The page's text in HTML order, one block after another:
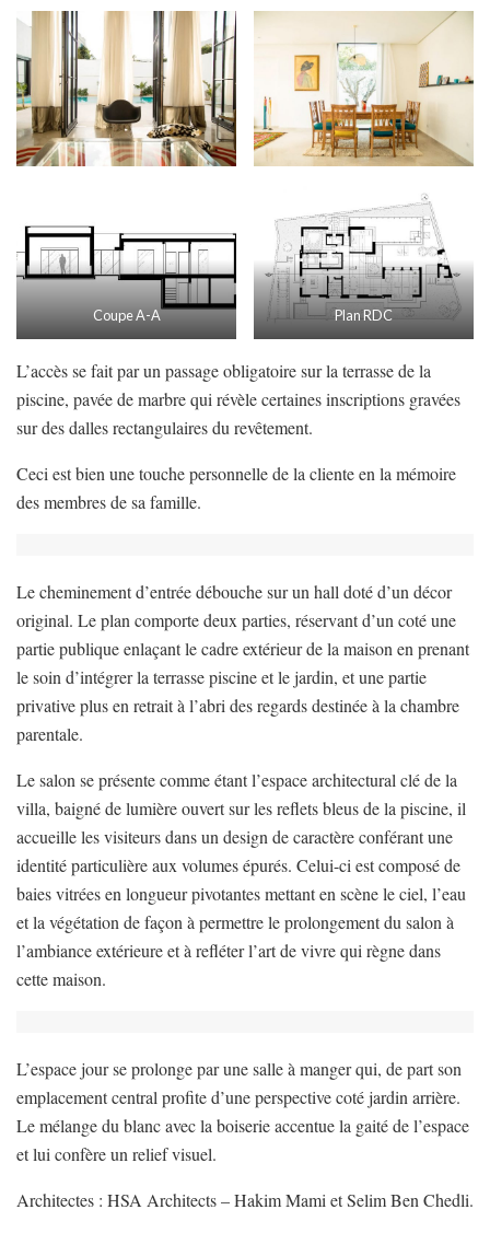
Coupe A-A Plan RDC
L’accès se fait par un passage obligatoire sur la terrasse de la
piscine, pavée de marbre qui révèle certaines inscriptions gravées
sur des dalles rectangulaires du revêtement.
Ceci est bien une touche personnelle de la cliente en la mémoire
des membres de sa famille.
Le cheminement d’entrée débouche sur un hall doté d’un décor
original. Le plan comporte deux parties, réservant d’un coté une
partie publique enlaçant le cadre extérieur de la maison en prenant
le soin d’intégrer la terrasse piscine et le jardin, et une partie
privative plus en retrait à l’abri des regards destinée à la chambre
parentale.
Le salon se présente comme étant l’espace architectural clé de la
villa, baigné de lumière ouvert sur les reflets bleus de la piscine, il
accueille les visiteurs dans un design de caractère conférant une
identité particulière aux volumes épurés. Celui-ci est composé de
baies vitrées en longueur pivotantes mettant en scène le ciel, l’eau
et la végétation de façon à permettre le prolongement du salon à
l’ambiance extérieure et à refléter l’art de vivre qui règne dans
cette maison.
L’espace jour se prolonge par une salle à manger qui, de part son
emplacement central profite d’une perspective coté jardin arrière.
Le mélange du blanc avec la boiserie accentue la gaité de l’espace
et lui confère un relief visuel.
Architectes : HSA Architects – Hakim Mami et Selim Ben Chedli.